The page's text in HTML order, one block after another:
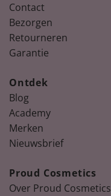
Contact
Bezorgen
Retourneren
Garantie
Ontdek
Blog
Academy
Merken
Nieuwsbrief
Proud Cosmetics
Over Proud Cosmetics